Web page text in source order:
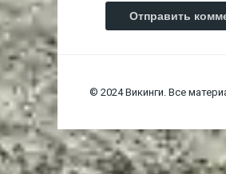
© 2024 Викинги. Все